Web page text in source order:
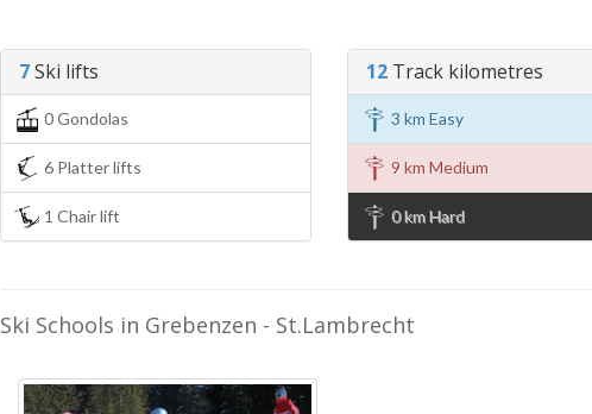
7Ski lifts
0 Gondolas
6 Platter lifts
1 Chair lift
12Track kilometres
3 km Easy
9 km Medium
0 km Hard
Ski Schools in Grebenzen - St.Lambrecht